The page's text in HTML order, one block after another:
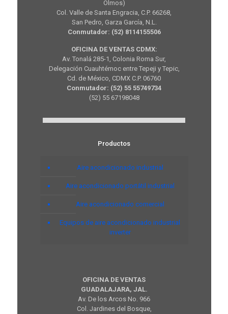
Olmos)
Col. Valle de Santa Engracia, C.P. 66268,
San Pedro, Garza García, N.L.
Conmutador: (52) 8114155506
OFICINA DE VENTAS CDMX:
Av. Tonalá 285-1, Colonia Roma Sur,
Delegación Cuauhtémoc entre Tepeji y Tepic,
Cd. de México, CDMX C.P. 06760
Conmutador: (52) 55 55749734
(52) 55 67198048
Productos
Aire acondicionado industrial
Aire acondicionado portátil industrial
Aire acondicionado comercial
Equipos de aire acondicionado industrial
inverter
OFICINA DE VENTAS
GUADALAJARA, JAL.
Av. De los Arcos No. 966
Col. Jardines del Bosque,